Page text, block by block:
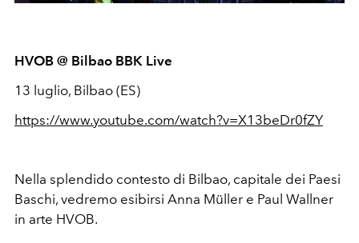
HVOB @ Bilbao BBK Live
13 luglio, Bilbao (ES)
https://www.youtube.com/watch?v=X13beDr0fZY
Nella splendido contesto di Bilbao, capitale dei Paesi
Baschi, vedremo esibirsi Anna Müller e Paul Wallner
in arte HVOB.